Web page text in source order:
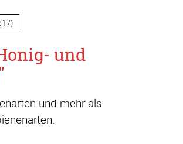
17)
und
und mehr als